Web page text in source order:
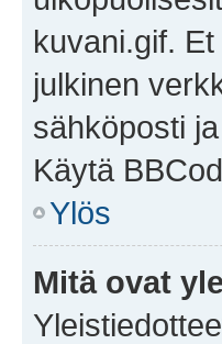
kuvani.gif.
julkinen
sähköposti
Käytä
Ylös
Mitä ovat